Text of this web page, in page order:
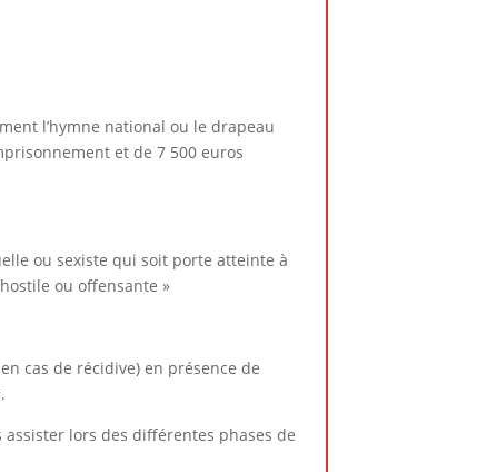
l’hymne national ou le drapeau
et de 7 500 euros
ou sexiste qui soit porte atteinte à
ou offensante »
cas de récidive) en présence de
lors des différentes phases de